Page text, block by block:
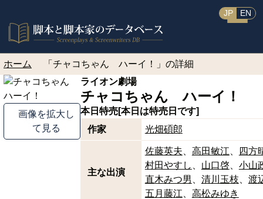
JP EN
ホーム 「チャコちゃん ハーイ！」の詳細
画像を拡大し
て見る
ライオン劇場
チャコちゃん ハーイ！
本日特売[本日は特売日です]
作家
光畑碩郎
主な出演
佐藤英夫 高田敏江
四方
村田やすし
山口啓
小山
直木みつ男
清川玉枝
渡
五月藤江
高松みゆき